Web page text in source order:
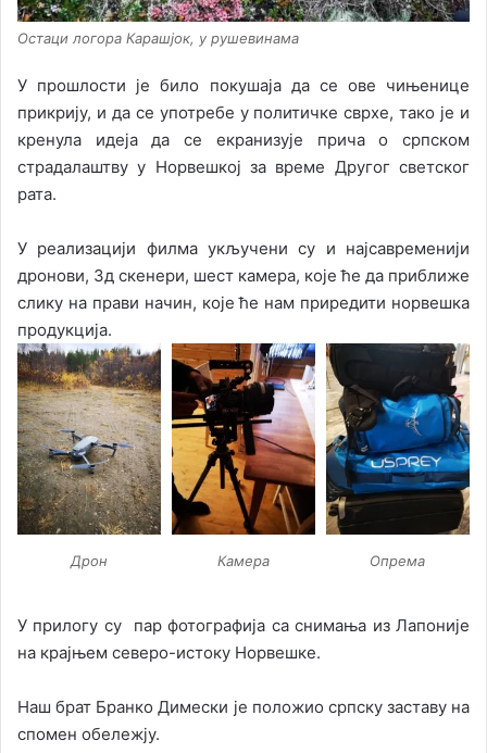
Остаци логора Карашјок, у рушевинама
У прошлости је било покушаја да се ове чињенице
прикрију, и да се употребе у политичке сврхе, тако је и
кренула идеја да се екранизује прича о српском
страдалаштву у Норвешкој за време Другог светског
рата.
У реализацији филма укључени су и најсавременији
дронови, 3д скенери, шест камера, које ће да приближе
слику на прави начин, које ће нам приредити норвешка
продукција.
Дрон Камера Опрема
У прилогу су пар фотографија са снимања из Лапоније
на крајњем северо-истоку Норвешке.
Наш брат Бранко Димески је положио српску заставу на
спомен обележју.